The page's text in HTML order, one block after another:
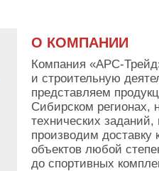
О КОМПАНИИ
Компания «АРС-
и строительную
представляем
Сибирском регионах,
технических
производим доставку
объектов любой
до спортивных